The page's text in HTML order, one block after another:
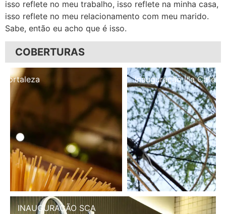
isso reflete no meu trabalho, isso reflete na minha casa,
isso reflete no meu relacionamento com meu marido.
Sabe, então eu acho que é isso.
COBERTURAS
Inauguração Illa Café
INAUGURAÇÃO SCA